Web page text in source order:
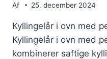
Af 25. december 2024
Kyllingelår i ovn med
Kyllingelår i ovn med
kombinerer saftige